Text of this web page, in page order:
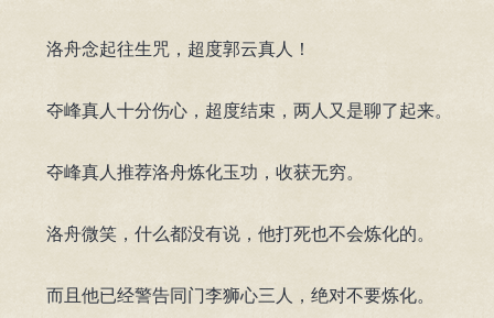
洛舟念起往生咒，超度郭云真人！
夺峰真人十分伤心，超度结束，两人又是聊了起来。
夺峰真人推荐洛舟炼化玉功，收获无穷。
洛舟微笑，什么都没有说，他打死也不会炼化的。
而且他已经警告同门李狮心三人，绝对不要炼化。